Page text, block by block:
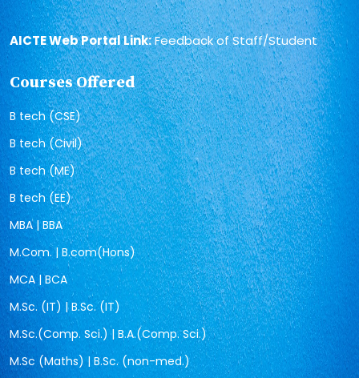
AICTE Web Portal Link:Feedback of Staff/Student
Courses Offered
B tech (CSE)
B tech (Civil)
B tech (ME)
B tech (EE)
MBA | BBA
M.Com. | B.com(Hons)
MCA | BCA
M.Sc. (IT) | B.Sc. (IT)
M.Sc.(Comp. Sci.) | B.A.(Comp. Sci.)
M.Sc (Maths) | B.Sc. (non-med.)